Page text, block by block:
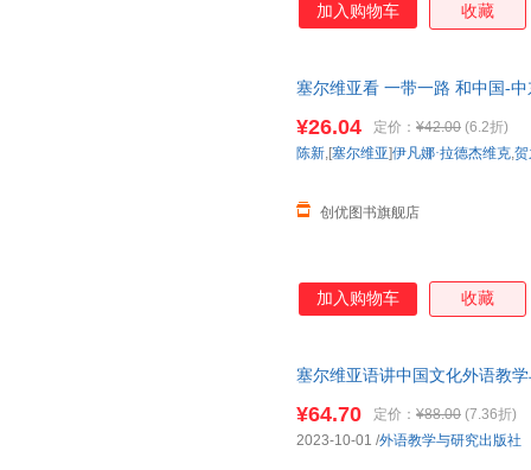
加入购物车 收藏
塞尔维亚看 一带一路 和中国-中
¥26.04 定价： ¥42.00 (6.2折)
创优图书旗舰店
陈新,[塞尔维亚]伊凡娜·拉德杰维克,
加入购物车 收藏
塞尔维亚语讲中国文化外语教
¥64.70 定价： ¥88.00 (7.36折)
2023-10-01 /外语教学与研究出版社